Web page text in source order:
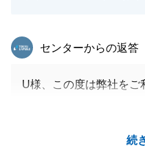
続
東急リバブル
センターからの返答
U様、この度は弊社をご
く、光栄に存じます。
ご売却いただいたマン